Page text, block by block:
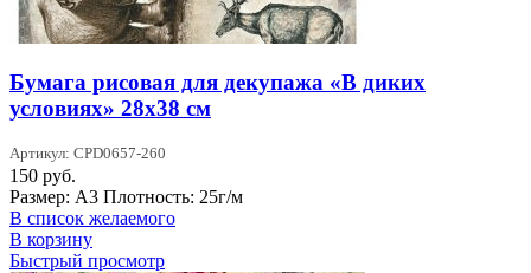
Бумага рисовая для декупажа «В диких
условиях» 28х38 см
Артикул: CPD0657-260
150 руб.
Размер: А3 Плотность: 25г/м
В список желаемого
В корзину
Быстрый просмотр